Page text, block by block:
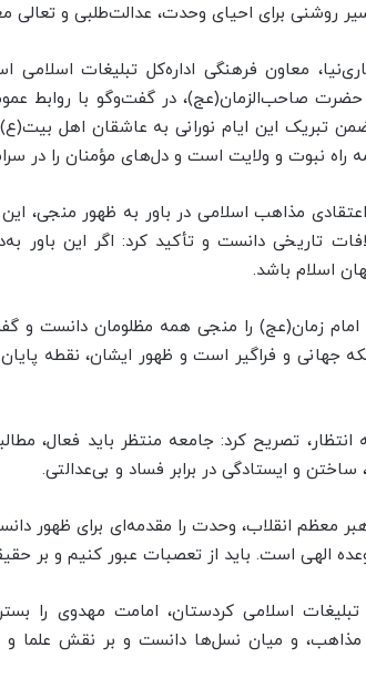
روشنی برای احیای وحدت، عدالت‌طلبی و تعالی
معاون فرهنگی اداره‌کل تبلیغات
حضرت صاحب‌الزمان(عج)، در گفت‌وگو با روابط
تبریک این ایام نورانی به عاشقان اهل
راه نبوت و ولایت است و دل‌های مؤمنان را در
مذاهب اسلامی در باور به ظهور منجی،
تاریخی دانست و تأکید کرد: اگر این باور
اسلام باشد.
امام زمان(عج) را منجی همه مظلومان دانست و
جهانی و فراگیر است و ظهور ایشان، نقطه
انتظار، تصریح کرد: جامعه منتظر باید فعال،
ساختن و ایستادگی در برابر فساد و بی‌عدالتی.
معظم انقلاب، وحدت را مقدمه‌ای برای ظهور
الهی است. باید از تعصبات عبور کنیم و بر
تبلیغات اسلامی کردستان، امامت مهدوی را
مذاهب، و میان نسل‌ها دانست و بر نقش علما و